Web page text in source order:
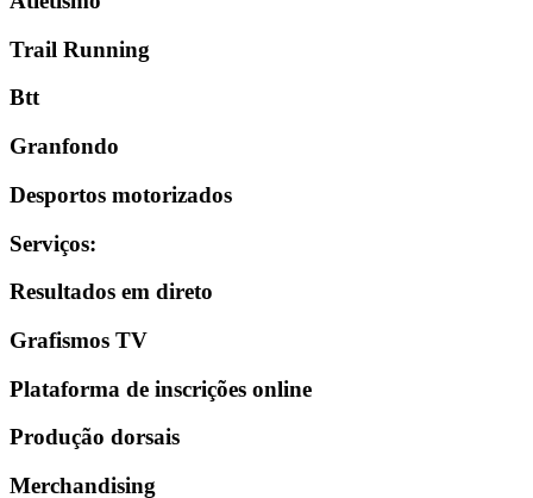
Trail Running
Btt
Granfondo
Desportos motorizados
Serviços:
Resultados em direto
Grafismos TV
Plataforma de inscrições online
Produção dorsais
Merchandising